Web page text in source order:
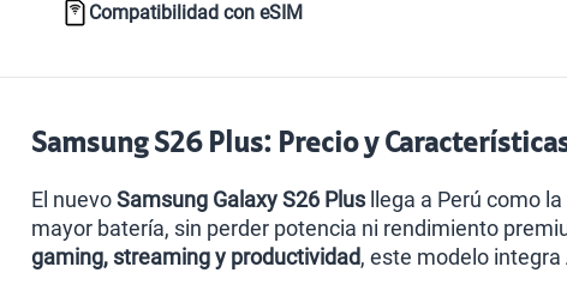
Compatibilidad con eSIM
Samsung S26 Plus: Precio y
El nuevoSamsung Galaxy S26 Plus llega a Perú como
mayor batería, sin perder potencia ni rendimiento
gaming, streaming y productividad, este modelo integra